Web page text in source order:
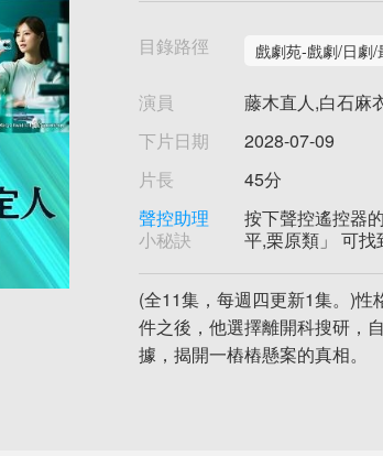
目錄路徑 戲劇苑-戲劇/日劇/
演員
藤木直人,白石麻
下片日期
2028-07-09
片長
45分
聲控助理
小秘訣
按下聲控遙控器
平,栗原類」 可找
(全11集，每週四更新1集。)
件之後，他選擇離開科搜研，
據，揭開一樁樁懸案的真相。